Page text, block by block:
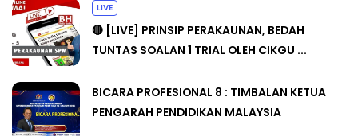
LIVE
🔴 [LIVE] PRINSIP PERAKAUNAN, BEDAH
TUNTAS SOALAN 1 TRIAL OLEH CIKGU ...
BICARA PROFESIONAL 8 : TIMBALAN KETUA
PENGARAH PENDIDIKAN MALAYSIA